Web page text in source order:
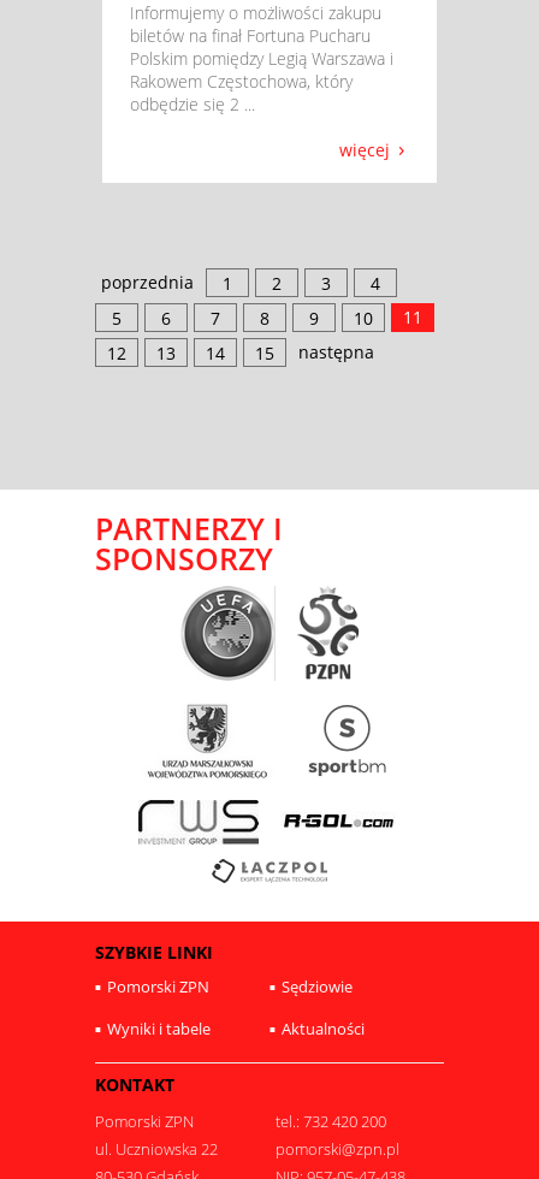
​ Informujemy o możliwości zakupu
biletów na finał Fortuna Pucharu
Polskim pomiędzy Legią Warszawa i
Rakowem Częstochowa, który
odbędzie się 2 ...
więcej
poprzednia 1 2 3
4
5
6 7 8 9 10
11
12
13 14 15 następna
PARTNERZY I
SPONSORZY
SZYBKIE LINKI
Pomorski ZPN
Sędziowie
Wyniki i tabele
Aktualności
KONTAKT
Pomorski ZPN
tel.: 732 420 200
ul. Uczniowska 22
pomorski@zpn.pl